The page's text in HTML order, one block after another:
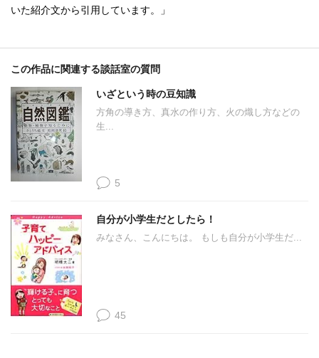
いた紹介文から引用しています。」
この作品に関連する談話室の質問
いざという時の豆知識
方角の導き方、真水の作り方、火の熾し方などの
生...
5
自分が小学生だとしたら！
みなさん、こんにちは。 もしも自分が小学生だ...
45